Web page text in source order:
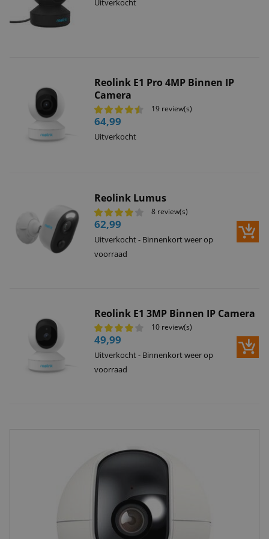
Uitverkocht
Reolink E1 Pro 4MP Binnen IP
Camera
19 review(s)
64,99
Uitverkocht
Reolink Lumus
8 review(s)
62,99
Uitverkocht - Binnenkort weer op
voorraad
Reolink E1 3MP Binnen IP Camera
10 review(s)
49,99
Uitverkocht - Binnenkort weer op
voorraad